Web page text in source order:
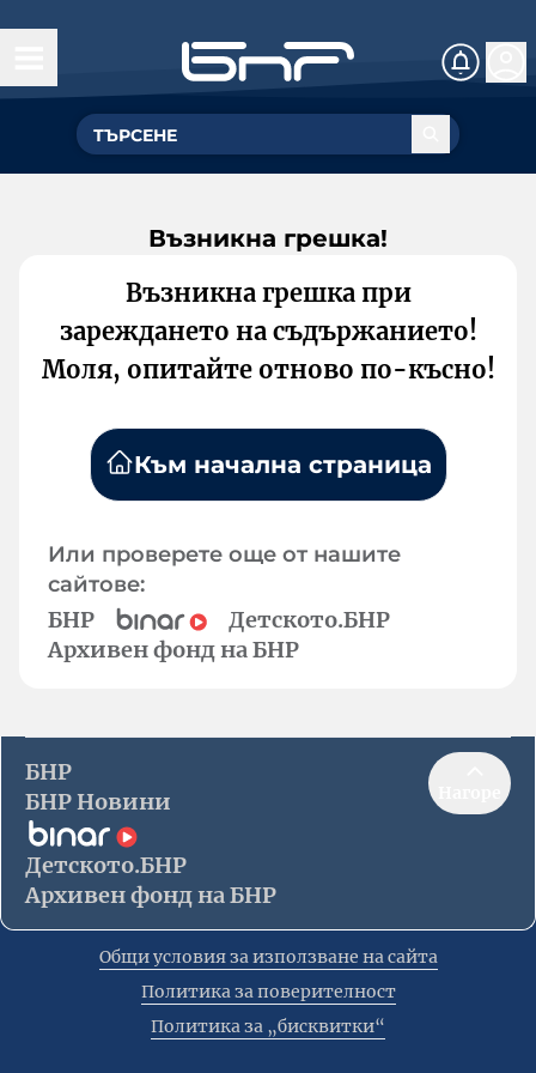
Възникна грешка!
Възникна грешка при
зареждането на съдържанието!
Моля, опитайте отново по-късно!
Към начална страница
Или проверете още от нашите
сайтове:
БНР
Детското.БНР
Архивен фонд на БНР
БНР
БНР Новини
Детското.БНР
Архивен фонд на БНР
Общи условия за използване на сайта
Политика за поверителност
Политика за „бисквитки“